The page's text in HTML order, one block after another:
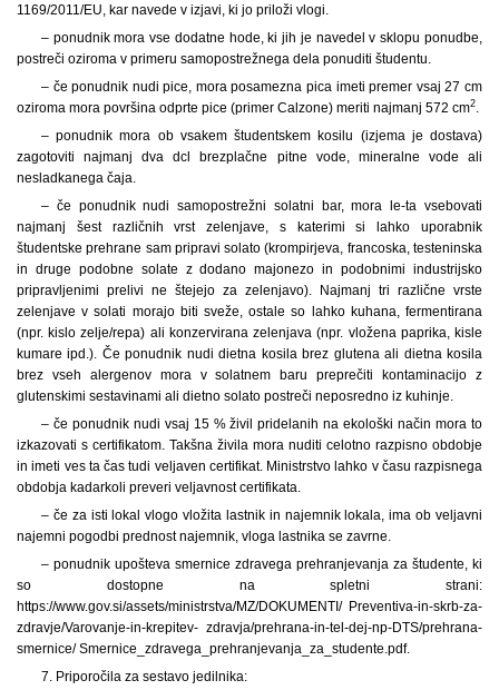
1169/2011/EU, kar navede v izjavi, ki jo priloži vlogi.
– ponudnik mora vse dodatne hode, ki jih je navedel v sklopu ponudbe,
postreči oziroma v primeru samopostrežnega dela ponuditi študentu.
– če ponudnik nudi pice, mora posamezna pica imeti premer vsaj 27 cm
oziroma mora površina odprte pice (primer Calzone) meriti najmanj 572 cm2.
– ponudnik mora ob vsakem študentskem kosilu (izjema je dostava)
zagotoviti najmanj dva dcl brezplačne pitne vode, mineralne vode ali
nesladkanega čaja.
– če ponudnik nudi samopostrežni solatni bar, mora le-ta vsebovati
najmanj šest različnih vrst zelenjave, s katerimi si lahko uporabnik
študentske prehrane sam pripravi solato (krompirjeva, francoska, testeninska
in druge podobne solate z dodano majonezo in podobnimi industrijsko
pripravljenimi prelivi ne štejejo za zelenjavo). Najmanj tri različne vrste
zelenjave v solati morajo biti sveže, ostale so lahko kuhana, fermentirana
(npr. kislo zelje/repa) ali konzervirana zelenjava (npr. vložena paprika, kisle
kumare ipd.). Če ponudnik nudi dietna kosila brez glutena ali dietna kosila
brez vseh alergenov mora v solatnem baru preprečiti kontaminacijo z
glutenskimi sestavinami ali dietno solato postreči neposredno iz kuhinje.
– če ponudnik nudi vsaj 15 % živil pridelanih na ekološki način mora to
izkazovati s certifikatom. Takšna živila mora nuditi celotno razpisno obdobje
in imeti ves ta čas tudi veljaven certifikat. Ministrstvo lahko v času razpisnega
obdobja kadarkoli preveri veljavnost certifikata.
– če za isti lokal vlogo vložita lastnik in najemnik lokala, ima ob veljavni
najemni pogodbi prednost najemnik, vloga lastnika se zavrne.
– ponudnik upošteva smernice zdravega prehranjevanja za študente, ki
so dostopne na spletni strani:
https://www.gov.si/assets/ministrstva/MZ/DOKUMENTI/ Preventiva-in-skrb-za-
zdravje/Varovanje-in-krepitev- zdravja/prehrana-in-tel-dej-np-DTS/prehrana-
smernice/ Smernice_zdravega_prehranjevanja_za_studente.pdf.
7. Priporočila za sestavo jedilnika: